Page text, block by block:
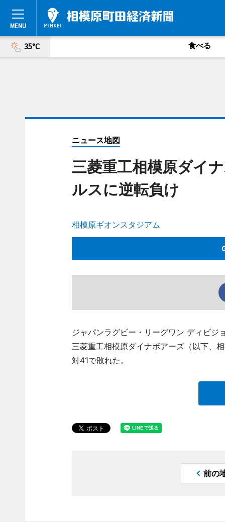
35°C 食べる
ニュース地図
三菱重工相模原ダイ
ルスに逆転負け
相模原ギオンスタジアム
ジャパンラグビー・リーグワン ディビジ
三菱重工相模原ダイナボアーズ（以下、
対41で敗れた。
前の